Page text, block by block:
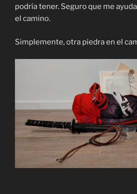
podría tener. Seguro que me
el camino.
Simplemente, otra piedra en el